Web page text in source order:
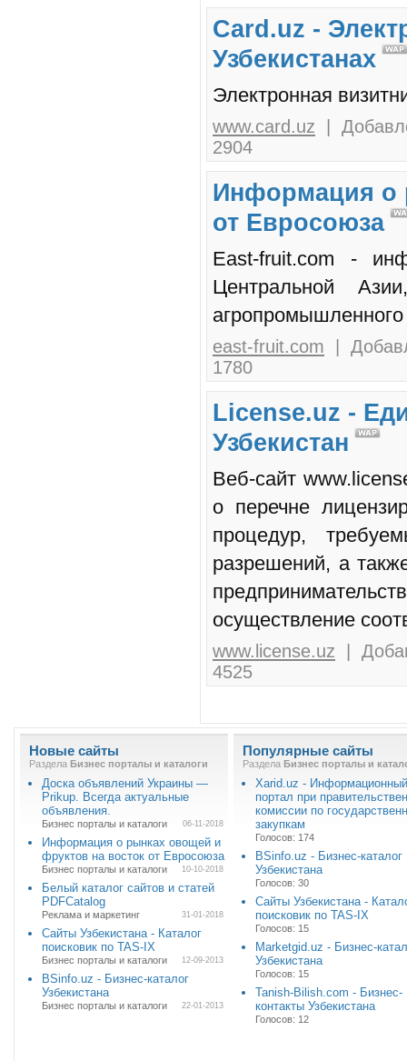
Card.uz -
Узбекистанах
Электронная
www.card.uz |
2904
Информация о
от Евросоюза
East-fruit.com -
Центральной
east-fruit.com |
1780
License.uz -
Узбекистан
Веб-сайт
о перечне
процедур,
разрешений, а
осуществление
www.license.uz |
4525
Новые сайты
Раздела Бизнес порталы и каталоги
Доска объявлений Украины —
Prikup. Всегда актуальные
объявления.
Бизнес порталы и каталоги 06-11-2018
Информация о рынках овощей и
фруктов на восток от Евросоюза
Бизнес порталы и каталоги 10-10-2018
Белый каталог сайтов и статей
PDFCatalog
Реклама и маркетинг 31-01-2018
Сайты Узбекистана - Каталог
поисковик по TAS-IX
Бизнес порталы и каталоги 12-09-2013
BSinfo.uz - Бизнес-каталог
Узбекистана
Бизнес порталы и каталоги 22-01-2013
Популярные сайты
Раздела Бизнес порталы и
Xarid.uz - Информационный
портал при
комиссии по
закупкам
Голосов: 174
BSinfo.uz - Бизнес-каталог
Узбекистана
Голосов: 30
Сайты Узбекистана -
поисковик по TAS-IX
Голосов: 15
Marketgid.uz - Бизнес-
Узбекистана
Голосов: 15
Tanish-Bilish.com - Бизнес-
контакты Узбекистана
Голосов: 12